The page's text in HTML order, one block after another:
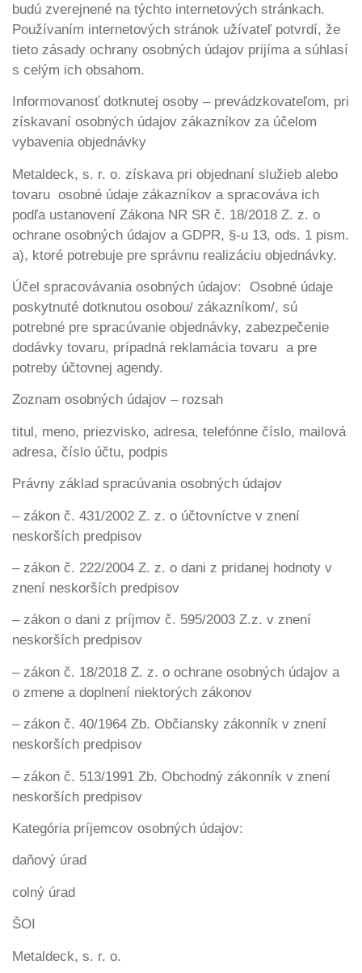
budú zverejnené na týchto internetových stránkach.
Používaním internetových stránok užívateľ potvrdí, že
tieto zásady ochrany osobných údajov prijíma a súhlasí
s celým ich obsahom.
Informovanosť dotknutej osoby – prevádzkovateľom, pri
získavaní osobných údajov zákazníkov za účelom
vybavenia objednávky
Metaldeck, s. r. o. získava pri objednaní služieb alebo
tovaru osobné údaje zákazníkov a spracováva ich
podľa ustanovení Zákona NR SR č. 18/2018 Z. z. o
ochrane osobných údajov a GDPR, §-u 13, ods. 1 pism.
a), ktoré potrebuje pre správnu realizáciu objednávky.
Účel spracovávania osobných údajov: Osobné údaje
poskytnuté dotknutou osobou/ zákazníkom/, sú
potrebné pre spracúvanie objednávky, zabezpečenie
dodávky tovaru, prípadná reklamácia tovaru a pre
potreby účtovnej agendy.
Zoznam osobných údajov – rozsah
titul, meno, priezvisko, adresa, telefónne číslo, mailová
adresa, číslo účtu, podpis
Právny základ spracúvania osobných údajov
– zákon č. 431/2002 Z. z. o účtovníctve v znení
neskorších predpisov
– zákon č. 222/2004 Z. z. o dani z pridanej hodnoty v
znení neskorších predpisov
– zákon o dani z príjmov č. 595/2003 Z.z. v znení
neskorších predpisov
– zákon č. 18/2018 Z. z. o ochrane osobných údajov a
o zmene a doplnení niektorých zákonov
– zákon č. 40/1964 Zb. Občiansky zákonník v znení
neskorších predpisov
– zákon č. 513/1991 Zb. Obchodný zákonník v znení
neskorších predpisov
Kategória príjemcov osobných údajov:
daňový úrad
colný úrad
ŠOI
Metaldeck, s. r. o.